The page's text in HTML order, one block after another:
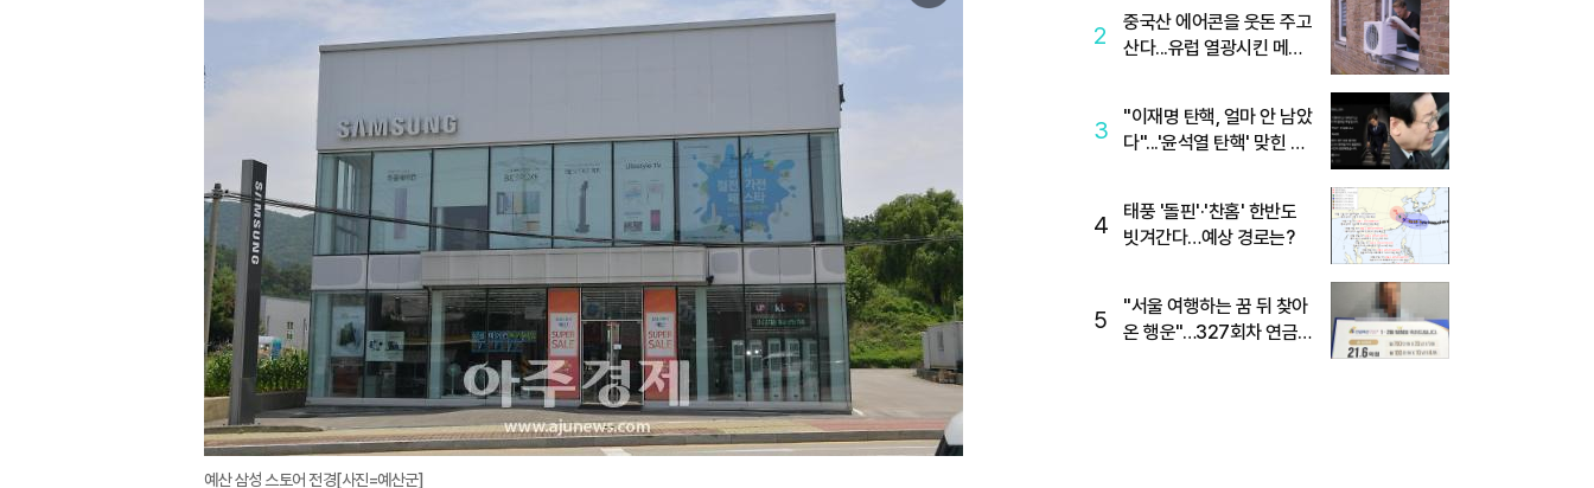
미
예산 삼성 스토어 전경[사진=예산군]
2
중국산 에어콘을 웃돈 주고
산다...유럽 열광시킨 메이
3
"이재명 탄핵, 얼마 안 남았
다"...'윤석열 탄핵' 맞힌 무
4
태풍 '돌핀'·'찬홈' 한반도
빗겨간다…예상 경로는?
5
"서울 여행하는 꿈 뒤 찾아
온 행운"…327회차 연금